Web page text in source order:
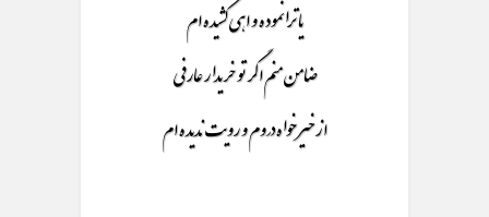
یا ترا نموده و اهی کشیده ام
ضامن منم اگر تو خریدار عارفی
از خیر خواه دروم و رویت ندیده ام